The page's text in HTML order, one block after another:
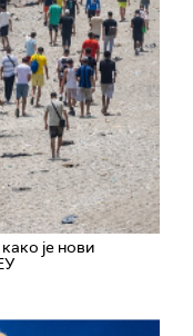
је нови